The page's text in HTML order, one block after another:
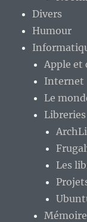
Divers
Humour
Apple et
Internet
Le
Libreries
Les